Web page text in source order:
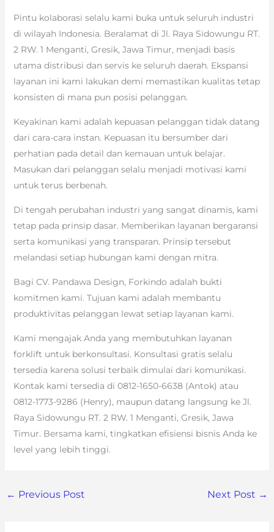
Pintu kolaborasi selalu kami buka untuk seluruh industri
di wilayah Indonesia. Beralamat di Jl. Raya Sidowungu RT.
2 RW. 1 Menganti, Gresik, Jawa Timur, menjadi basis
utama distribusi dan servis ke seluruh daerah. Ekspansi
layanan ini kami lakukan demi memastikan kualitas tetap
konsisten di mana pun posisi pelanggan.
Keyakinan kami adalah kepuasan pelanggan tidak datang
dari cara-cara instan. Kepuasan itu bersumber dari
perhatian pada detail dan kemauan untuk belajar.
Masukan dari pelanggan selalu menjadi motivasi kami
untuk terus berbenah.
Di tengah perubahan industri yang sangat dinamis, kami
tetap pada prinsip dasar. Memberikan layanan bergaransi
serta komunikasi yang transparan. Prinsip tersebut
melandasi setiap hubungan kami dengan mitra.
Bagi CV. Pandawa Design, Forkindo adalah bukti
komitmen kami. Tujuan kami adalah membantu
produktivitas pelanggan lewat setiap layanan kami.
Kami mengajak Anda yang membutuhkan layanan
forklift untuk berkonsultasi. Konsultasi gratis selalu
tersedia karena solusi terbaik dimulai dari komunikasi.
Kontak kami tersedia di 0812-1650-6638 (Antok) atau
0812-1773-9286 (Henry), maupun datang langsung ke Jl.
Raya Sidowungu RT. 2 RW. 1 Menganti, Gresik, Jawa
Timur. Bersama kami, tingkatkan efisiensi bisnis Anda ke
level yang lebih tinggi.
← Previous Post Next Post →